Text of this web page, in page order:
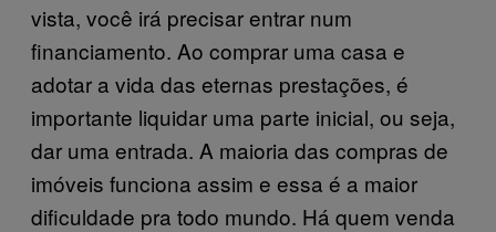
vista, você irá precisar entrar num
financiamento. Ao comprar uma casa e
adotar a vida das eternas prestações, é
importante liquidar uma parte inicial, ou seja,
dar uma entrada. A maioria das compras de
imóveis funciona assim e essa é a maior
dificuldade pra todo mundo. Há quem venda